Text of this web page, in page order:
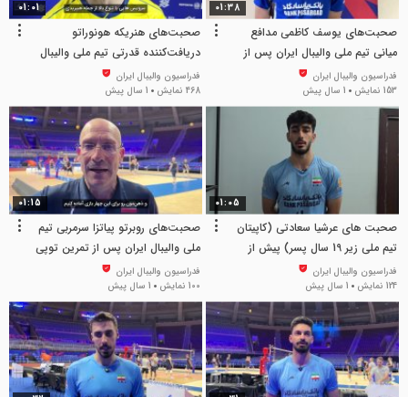
01:38
صحبت‌های یوسف کاظمی مدافع
میانی تیم ملی والیبال ایران پس از
دیدار مقابل برزیل
فدراسیون والیبال ایران
153 نمایش
1 سال پیش
01:01
صحبت‌های هنریکه هونوراتو
دریافت‌کننده قدرتی تیم ملی والیبال
برزیل پس از پیروزی مقابل ایران
فدراسیون والیبال ایران
468 نمایش
1 سال پیش
01:05
صحبت های عرشیا سعادتی (کاپیتان
تیم ملی زیر 19 سال پسر) پیش از
دیدار با ازبکستان
فدراسیون والیبال ایران
124 نمایش
1 سال پیش
01:15
صحبت‌های روبرتو پیاتزا سرمربی تیم
ملی والیبال ایران پس از تمرین توپی
در سالن اصلی مسابقات
فدراسیون والیبال ایران
100 نمایش
1 سال پیش